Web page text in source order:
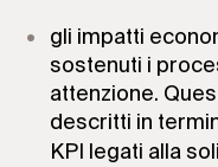
gli impatti
sostenuti i
attenzione.
descritti in
KPI legati alla